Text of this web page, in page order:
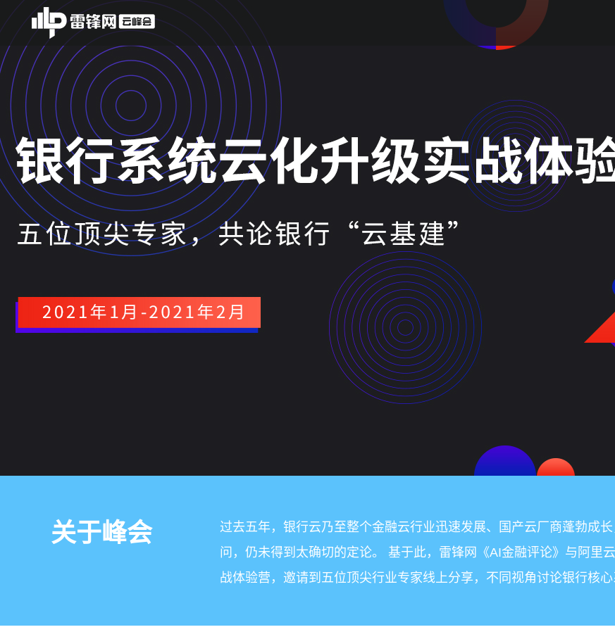
关于峰会
过去五年，银行云乃至整个金融云行业迅速发展、国产云厂商蓬勃成
问，仍未得到太确切的定论。 基于此，雷锋网《AI金融评论》与阿里
战体验营，邀请到五位顶尖行业专家线上分享，不同视角讨论银行核心